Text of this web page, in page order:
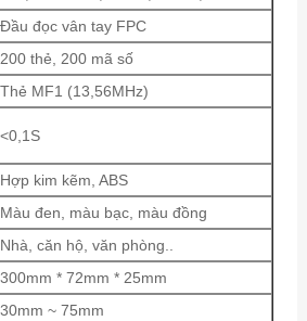
Đầu đọc vân tay FPC
200 thẻ, 200 mã số
Thẻ MF1 (13,56MHz)
<0,1S
Hợp kim kẽm, ABS
Màu đen, màu bạc, màu đồng
Nhà, căn hộ, văn phòng..
300mm * 72mm * 25mm
30mm ~ 75mm